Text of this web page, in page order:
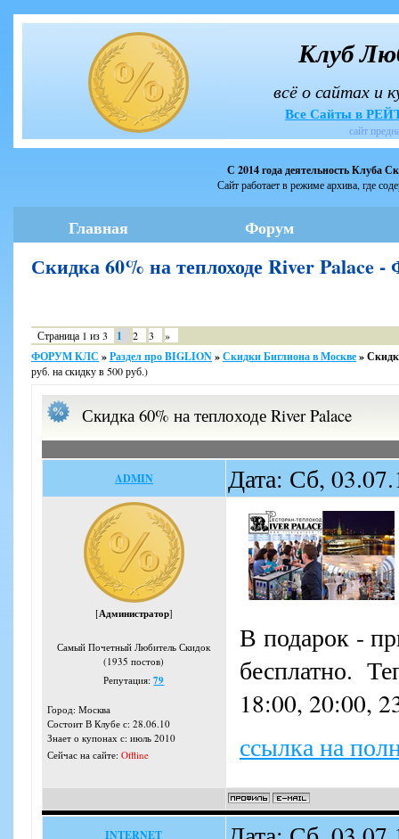
Клуб
всё о сайтах и
Все Сайты в
сайт
С 2014 года деятельность Клуба
Сайт работает в режиме архива, где
Главная Форум
Скидка 60% на теплоходе River
Страница 1 из3 1 2 3 »
ФОРУМ КЛС »Раздел про BIGLION»Скидки Биглиона в Москве»
руб. на скидку в 500 руб.)
Скидка 60% на теплоходе River Palace
ADMIN Дата: Сб,
[Администратор]
Самый Почетный Любитель Скидок
(1935 постов)
Репутация:79
Город: Москва
Состоит В Клубе с: 28.06.10
Знает о купонах с: июль 2010
Сейчас на сайте: Offline
В подарок -
бесплатно.
18:00, 20:00,
ссылка на
INTERNET